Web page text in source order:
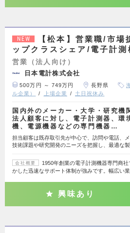
NEW
【松本】営業職/市場
ップクラスシェア/電子計測
営業（法人向け）
日本電計株式会社
500万円 ～ 749万円 長野県
ル企業）
上場企業 土日祝休み
国内外のメーカー・大学・研究機
法人顧客に対し、電子計測器、環
機、電源機器などの専門機器…
担当顧客は既存取引先が中心で、訪問や電話、
技術課題や研究開発のニーズを把握し、最適な
会社概要
1950年創業の電子計測機器専門商
かした迅速なサポート体制が強みです。幅広い
興味あり